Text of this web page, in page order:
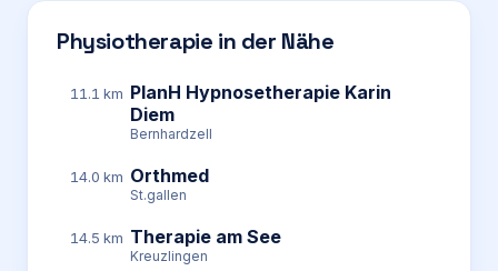
Physiotherapie in der Nähe
11.1 km PlanH Hypnosetherapie Karin
Diem
Bernhardzell
14.0 km Orthmed
St.gallen
14.5 km Therapie am See
Kreuzlingen